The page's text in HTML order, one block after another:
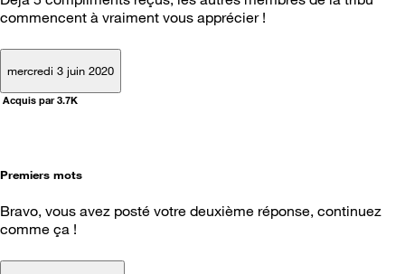
commencent à vraiment vous apprécier !
mercredi 3 juin 2020
Acquis par 3.7K
Premiers mots
Bravo, vous avez posté votre deuxième réponse, continuez
comme ça !